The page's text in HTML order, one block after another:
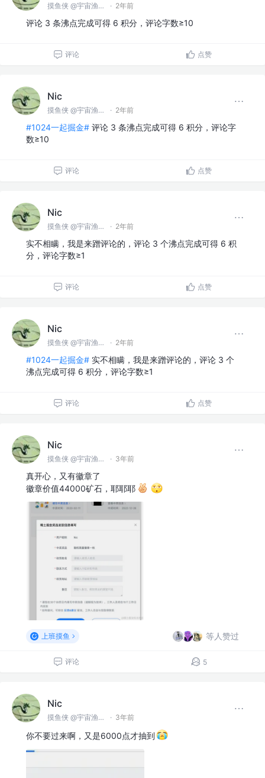
摸鱼侠 @宇宙渔业无限公司 · 2年前
评论 3 条沸点完成可得 6 积分，评论字数≥10
评论 点赞
Nic
摸鱼侠 @宇宙渔业无限公司 · 2年前
#1024一起掘金# 评论 3 条沸点完成可得 6 积分，评论字
数≥10
评论 点赞
Nic
摸鱼侠 @宇宙渔业无限公司 · 2年前
实不相瞒，我是来蹭评论的，评论 3 个沸点完成可得 6 积
分，评论字数≥1
评论 点赞
Nic
摸鱼侠 @宇宙渔业无限公司 · 2年前
#1024一起掘金# 实不相瞒，我是来蹭评论的，评论 3 个
沸点完成可得 6 积分，评论字数≥1
评论 点赞
Nic
摸鱼侠 @宇宙渔业无限公司 · 3年前
真开心，又有徽章了
徽章价值44000矿石，耶耶耶
上班摸鱼 等人赞过
评论 5
Nic
摸鱼侠 @宇宙渔业无限公司 · 3年前
你不要过来啊，又是6000点才抽到